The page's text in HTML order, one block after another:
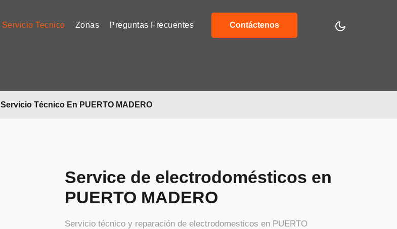
Servicio Tecnico Zonas Preguntas Frecuentes Contáctenos
Servicio Técnico En PUERTO MADERO
Service de electrodomésticos en
PUERTO MADERO
Servicio técnico y reparación de electrodomesticos en PUERTO